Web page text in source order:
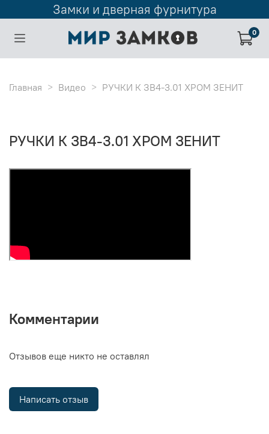
Замки и дверная фурнитура
0
Главная Видео РУЧКИ К ЗВ4-3.01 ХРОМ ЗЕНИТ
РУЧКИ К ЗВ4-3.01 ХРОМ ЗЕНИТ
Комментарии
Отзывов еще никто не оставлял
Написать отзыв